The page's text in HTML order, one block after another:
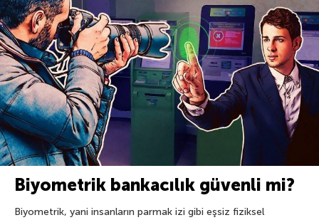
Biyometrik bankacılık güvenli mi?
Biyometrik, yani insanların parmak izi gibi eşsiz fiziksel